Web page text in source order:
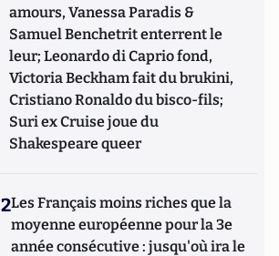
amours, Vanessa Paradis &
Samuel Benchetrit enterrent le
leur; Leonardo di Caprio fond,
Victoria Beckham fait du brukini,
Cristiano Ronaldo du bisco-fils;
Suri ex Cruise joue du
Shakespeare queer
2Les Français moins riches que la
moyenne européenne pour la 3e
année consécutive : jusqu'où ira le